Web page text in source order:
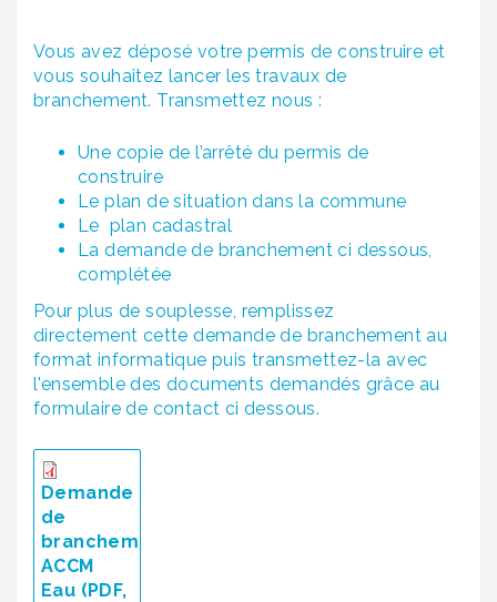
Vous avez déposé votre permis de construire et
vous souhaitez lancer les travaux de
branchement. Transmettez nous :
Une copie de l’arrêté du permis de
construire
Le plan de situation dans la commune
Le plan cadastral
La demande de branchement ci dessous,
complétée
Pour plus de souplesse, remplissez
directement cette demande de branchement au
format informatique puis transmettez-la avec
l'ensemble des documents demandés grâce au
formulaire de contact ci dessous.
Demande
de
branchement
ACCM
Eau (PDF,